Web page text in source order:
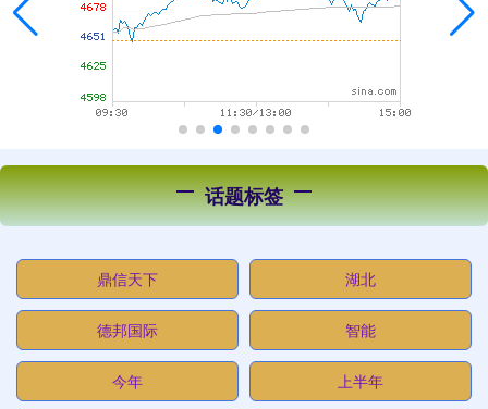
话题标签
鼎信天下 湖北
德邦国际 智能
今年 上半年